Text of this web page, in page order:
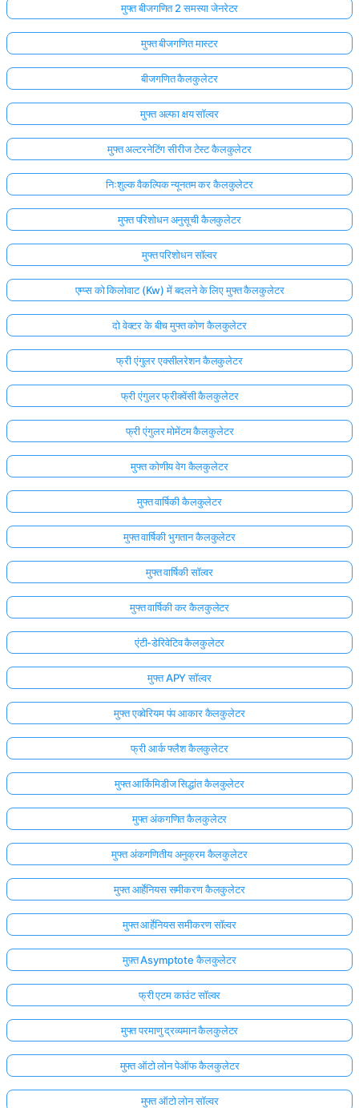
मुफ्त बीजगणित 2 समस्या जेनरेटर
मुफ्त बीजगणित मास्टर
बीजगणित कैलकुलेटर
मुफ्त अल्फा क्षय सॉल्वर
मुफ्त अल्टरनेटिंग सीरीज टेस्ट कैलकुलेटर
निःशुल्क वैकल्पिक न्यूनतम कर कैलकुलेटर
मुफ्त परिशोधन अनुसूची कैलकुलेटर
मुफ्त परिशोधन सॉल्वर
एम्प्स को किलोवाट (Kw) में बदलने के लिए मुफ्त कैलकुलेटर
दो वेक्टर के बीच मुफ्त कोण कैलकुलेटर
फ्री एंगुलर एक्सीलरेशन कैलकुलेटर
फ्री एंगुलर फ्रीक्वेंसी कैलकुलेटर
फ्री एंगुलर मोमेंटम कैलकुलेटर
मुफ्त कोणीय वेग कैलकुलेटर
मुफ्त वार्षिकी कैलकुलेटर
मुफ्त वार्षिकी भुगतान कैलकुलेटर
मुफ्त वार्षिकी सॉल्वर
मुफ्त वार्षिकी कर कैलकुलेटर
एंटी-डेरिवेटिव कैलकुलेटर
मुफ्त APY सॉल्वर
मुफ्त एक्वेरियम पंप आकार कैलकुलेटर
फ्री आर्क फ्लैश कैलकुलेटर
मुफ्त आर्किमिडीज सिद्धांत कैलकुलेटर
मुफ्त अंकगणित कैलकुलेटर
मुफ्त अंकगणितीय अनुक्रम कैलकुलेटर
मुफ्त आर्हेनियस समीकरण कैलकुलेटर
मुफ्त आर्हेनियस समीकरण सॉल्वर
मुफ़्त Asymptote कैलकुलेटर
फ्री एटम काउंट सॉल्वर
मुफ्त परमाणु द्रव्यमान कैलकुलेटर
मुफ्त ऑटो लोन पेऑफ कैलकुलेटर
मुफ्त ऑटो लोन सॉल्वर